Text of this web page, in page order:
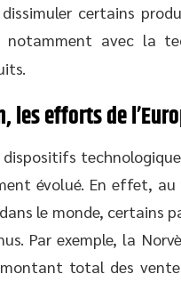
certains
notamment avec la
les efforts de
dispositifs
évolué. En effet,
le monde, certains
Par exemple, la
total des